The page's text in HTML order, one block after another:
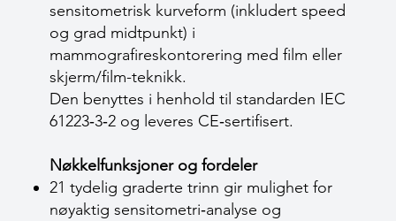
sensitometrisk kurveform (inkludert speed
og grad midtpunkt) i
mammografireskontorering med film eller
skjerm/film-teknikk.
Den benyttes i henhold til standarden IEC
61223‑3‑2 og leveres CE‑sertifisert.
Nøkkelfunksjoner og fordeler
21 tydelig graderte trinn gir mulighet for
nøyaktig sensitometri‑analyse og